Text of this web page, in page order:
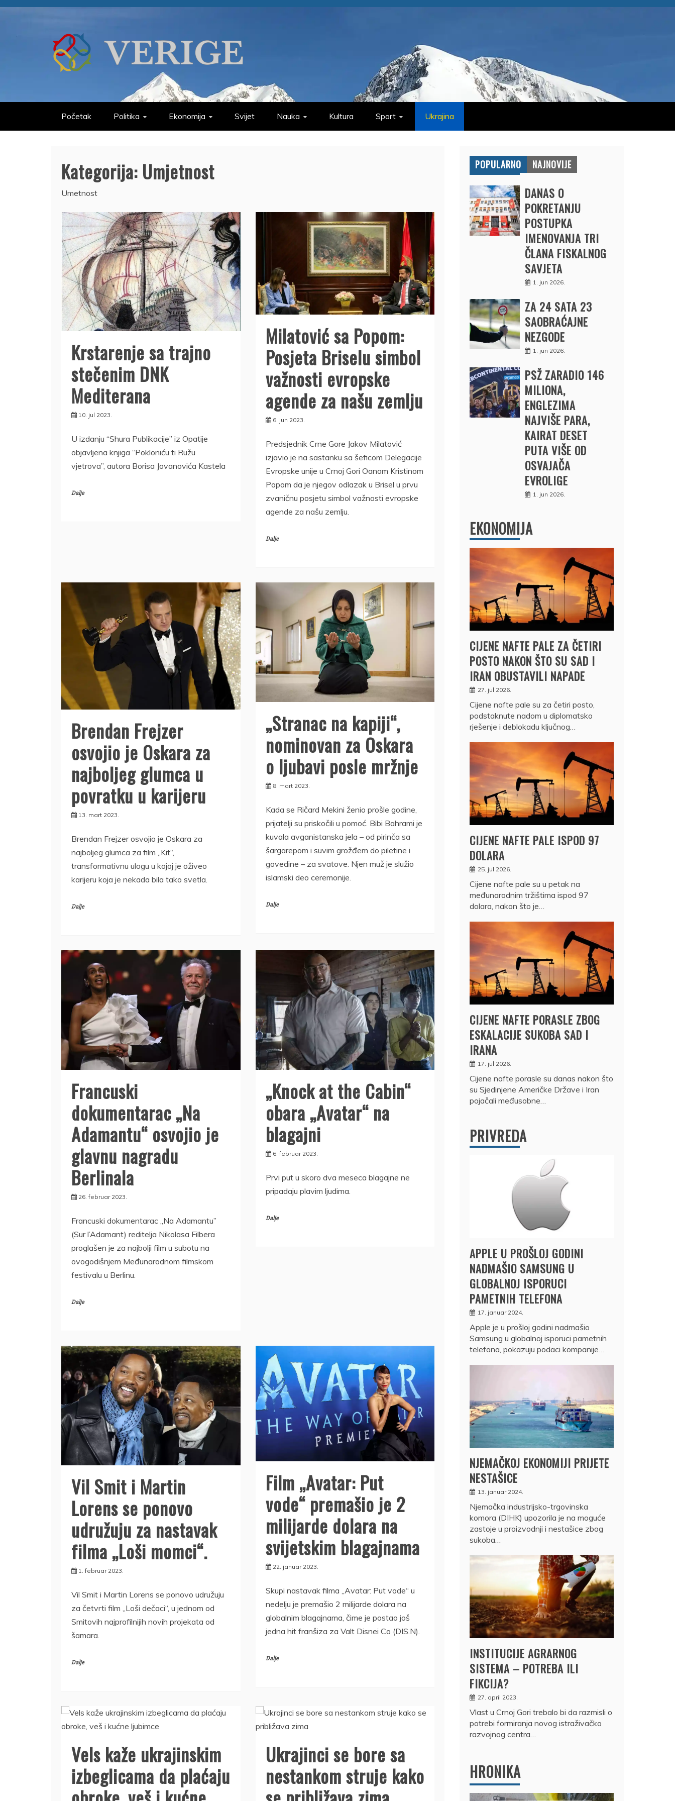
Skip
VERIGE
Početak Politika Ekonomija Svijet Nauka Kultura Sport Ukrajina
Kategorija: Umjetnost
Umetnost
Krstarenje sa trajno
stečenim DNK
Mediterana
10. jul 2023.
U izdanju “Shura Publikacije” iz Opatije
objavljena knjiga “Pokloniću ti Ružu
vjetrova”, autora Borisa Jovanovića Kastela
Dalje
Milatović sa Popom:
Posjeta Briselu simbol
važnosti evropske
agende za našu zemlju
6. jun 2023.
Predsjednik Crne Gore Jakov Milatović
izjavio je na sastanku sa šeficom Delegacije
Evropske unije u Crnoj Gori Oanom Kristinom
Popom da je njegov odlazak u Brisel u prvu
zvaničnu posjetu simbol važnosti evropske
agende za našu zemlju.
Dalje
Brendan Frejzer
osvojio je Oskara za
najboljeg glumca u
povratku u karijeru
13. mart 2023.
Brendan Frejzer osvojio je Oskara za
najboljeg glumca za film „Kit“,
transformativnu ulogu u kojoj je oživeo
karijeru koja je nekada bila tako svetla.
Dalje
„Stranac na kapiji“,
nominovan za Oskara
o ljubavi posle mržnje
8. mart 2023.
Kada se Ričard Mekini ženio prošle godine,
prijatelji su priskočili u pomoć. Bibi Bahrami je
kuvala avganistanska jela – od pirinča sa
šargarepom i suvim grožđem do piletine i
govedine – za svatove. Njen muž je služio
islamski deo ceremonije.
Dalje
Francuski
dokumentarac „Na
Adamantu“ osvojio je
glavnu nagradu
Berlinala
26. februar 2023.
Francuski dokumentarac „Na Adamantu”
(Sur l’Adamant) reditelja Nikolasa Filbera
proglašen je za najbolji film u subotu na
ovogodišnjem Međunarodnom filmskom
festivalu u Berlinu.
Dalje
„Knock at the Cabin“
obara „Avatar“ na
blagajni
6. februar 2023.
Prvi put u skoro dva meseca blagajne ne
pripadaju plavim ljudima.
Dalje
Vil Smit i Martin
Lorens se ponovo
udružuju za nastavak
filma „Loši momci“.
1. februar 2023.
Vil Smit i Martin Lorens se ponovo udružuju
za četvrti film „Loši dečaci“, u jednom od
Smitovih najprofilnijih novih projekata od
šamara.
Dalje
Film „Avatar: Put
vode“ premašio je 2
milijarde dolara na
svijetskim blagajnama
22. januar 2023.
Skupi nastavak filma „Avatar: Put vode“ u
nedelju je premašio 2 milijarde dolara na
globalnim blagajnama, čime je postao još
jedna hit franšiza za Valt Disnei Co (DIS.N).
Dalje
Vels kaže ukrajinskim
izbeglicama da plaćaju
Ukrajinci se bore sa
nestankom struje kako
POPULARNO NAJNOVIJE
DANAS O
POKRETANJU
POSTUPKA
IMENOVANJA TRI
ČLANA FISKALNOG
SAVJETA
1. jun 2026.
ZA 24 SATA 23
SAOBRAĆAJNE
NEZGODE
1. jun 2026.
PSŽ ZARADIO 146
MILIONA,
ENGLEZIMA
NAJVIŠE PARA,
KAIRAT DESET
PUTA VIŠE OD
OSVAJAČA
EVROLIGE
1. jun 2026.
EKONOMIJA
CIJENE NAFTE PALE ZA ČETIRI
POSTO NAKON ŠTO SU SAD I
IRAN OBUSTAVILI NAPADE
27. jul 2026.
Cijene nafte pale su za četiri posto,
podstaknute nadom u diplomatsko
rješenje i deblokadu ključnog…
CIJENE NAFTE PALE ISPOD 97
DOLARA
25. jul 2026.
Cijene nafte pale su u petak na
međunarodnim tržištima ispod 97
dolara, nakon što je…
CIJENE NAFTE PORASLE ZBOG
ESKALACIJE SUKOBA SAD I
IRANA
17. jul 2026.
Cijene nafte porasle su danas nakon što
su Sjedinjene Američke Države i Iran
pojačali međusobne…
PRIVREDA
APPLE U PROŠLOJ GODINI
NADMAŠIO SAMSUNG U
GLOBALNOJ ISPORUCI
PAMETNIH TELEFONA
17. januar 2024.
Apple je u prošloj godini nadmašio
Samsung u globalnoj isporuci pametnih
telefona, pokazuju podaci kompanije…
NJEMAČKOJ EKONOMIJI PRIJETE
NESTAŠICE
13. januar 2024.
Njemačka industrijsko-trgovinska
komora (DIHK) upozorila je na moguće
zastoje u proizvodnji i nestašice zbog
sukoba…
INSTITUCIJE AGRARNOG
SISTEMA – POTREBA ILI
FIKCIJA?
27. april 2023.
Vlast u Crnoj Gori trebalo bi da razmisli o
potrebi formiranja novog istraživačko
razvojnog centra…
HRONIKA
DRŽAVLJANIN